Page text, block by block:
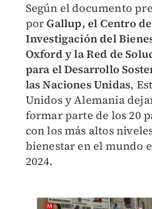
Según el documento
por Gallup, el Centro de
Investigación del
Oxford y la Red de
para el Desarrollo
las Naciones Unidas,
Unidos y Alemania
formar parte de los 20
con los más altos
bienestar en el mundo
2024.